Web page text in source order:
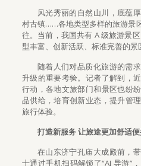
风光秀丽的自然山川，底蕴
村古镇……各地类型多样的旅游景
往。当前，我国共有 A 级旅游景
型丰富、创新活跃、标准完善的景
随着人们对品质化旅游的需
升级的重要考验。记者了解到，
行动，各地文旅部门和景区也纷
品供给，培育创新业态，提升管
旅行体验。
打造新服务 让旅途更加舒适
在山东济宁孔庙大成殿前，
士通过手机扫码解锁了“AI 导游”